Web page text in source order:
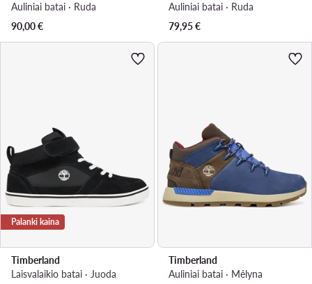
Auliniai batai · Ruda
90,00€
Auliniai batai · Ruda
79,95€
Palanki kaina
Timberland
Laisvalaikio batai · Juoda
Timberland
Auliniai batai · Mėlyna